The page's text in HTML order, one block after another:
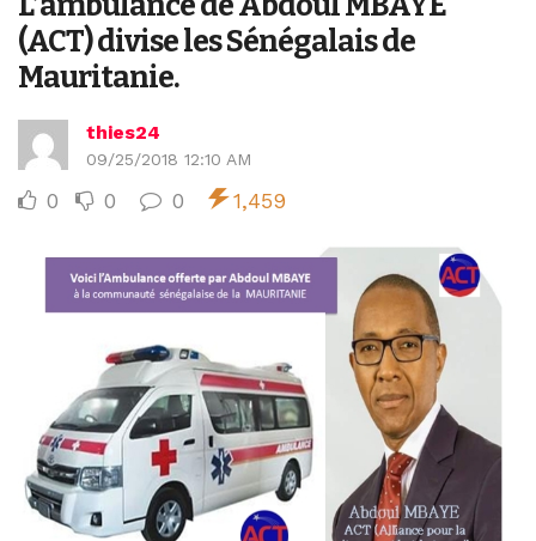
(ACT) divise les Sénégalais de
Mauritanie.
thies24
09/25/2018 12:10 AM
0 0 0 1,459